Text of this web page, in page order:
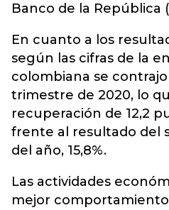
Banco de la República
En cuanto a los
según las cifras de la
colombiana se
trimestre de 2020, lo
recuperación de 12,2
frente al resultado del
del año, 15,8%.
Las actividades
mejor